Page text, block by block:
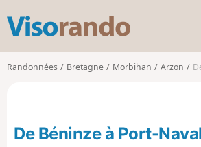
s
o
o
Randonnées Bretagne Morbihan Arzon
De Béninze à Port-